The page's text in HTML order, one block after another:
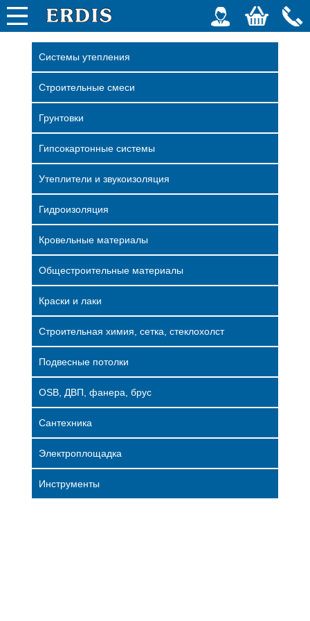
Системы утепления
Строительные смеси
Грунтовки
Гипсокартонные системы
Утеплители и звукоизоляция
Гидроизоляция
Кровельные материалы
Общестроительные материалы
Краски и лаки
Строительная химия, сетка, стеклохолст
Подвесные потолки
OSB, ДВП, фанера, брус
Сантехника
Электроплощадка
Инструменты